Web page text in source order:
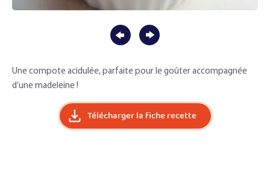
Une compote acidulée, parfaite pour le goûter accompagnée
d’une madeleine !
Télécharger la fiche recette